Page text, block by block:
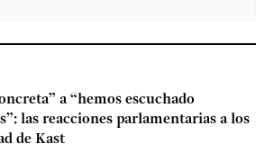
a “hemos escuchado
las reacciones parlamentarias a los
de Kast